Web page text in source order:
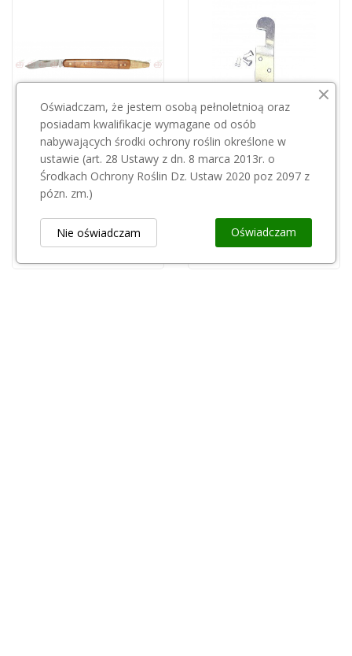
Przepraszamy, ten produkt
jest niedostępny.
285,00 zł
HEIJMUL
Oświadczam, że jestem osobą pełnoletnioą oraz
posiadam kwalifikacje wymagane od osób
nabywających środki ochrony roślin określone w
ustawie (art. 28 Ustawy z dn. 8 marca 2013r. o
Środkach Ochrony Roślin Dz. Ustaw 2020 poz 2097 z
pózn. zm.)
Oświadczam
Nie oświadczam